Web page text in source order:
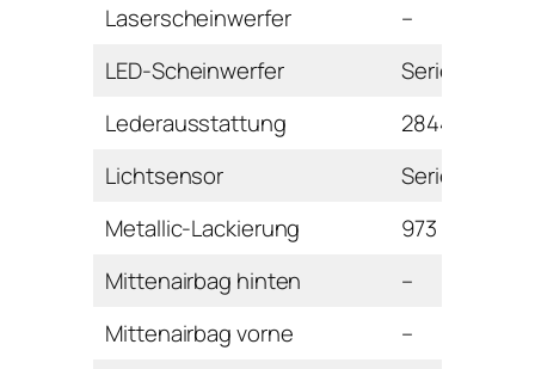
Laserscheinwerfer
–
LED-Scheinwerfer
Serie
Lederausstattung
2844 Euro
Lichtsensor
Serie
Metallic-Lackierung
973 Euro
Mittenairbag hinten
–
Mittenairbag vorne
–